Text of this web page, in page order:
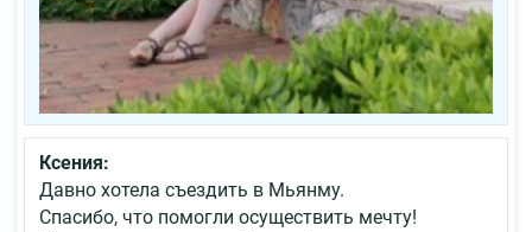
Ксения:
Давно хотела съездить в Мьянму.
Спасибо, что помогли осуществить мечту!